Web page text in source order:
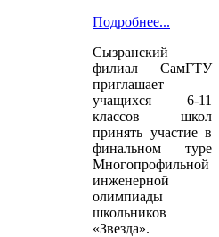
Подробнее...
Сызранский
филиал СамГТУ
приглашает
учащихся 6-11
классов школ
принять участие в
финальном туре
Многопрофильной
инженерной
олимпиады
школьников
«Звезда».